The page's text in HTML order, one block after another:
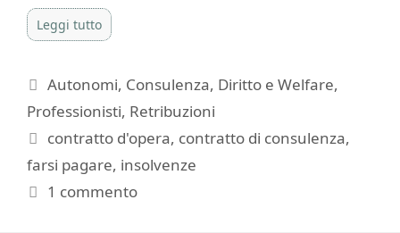
Leggi tutto
Categorie
Autonomi, Consulenza, Diritto e Welfare,
Professionisti, Retribuzioni
Tag
contratto d'opera, contratto di consulenza,
farsi pagare, insolvenze
1 commento